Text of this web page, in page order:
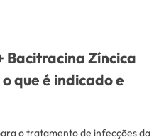
Bacitracina Zíncica
que é indicado e
o tratamento de infecções da